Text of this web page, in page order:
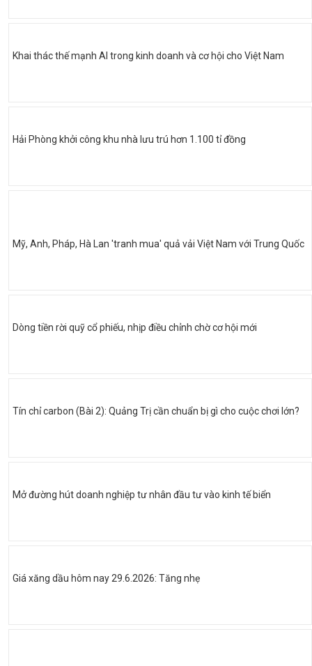
Khai thác thế mạnh AI trong kinh doanh và cơ hội cho Việt Nam
Hải Phòng khởi công khu nhà lưu trú hơn 1.100 tỉ đồng
Mỹ, Anh, Pháp, Hà Lan 'tranh mua' quả vải Việt Nam với Trung Quốc
Dòng tiền rời quỹ cổ phiếu, nhịp điều chỉnh chờ cơ hội mới
Tín chỉ carbon (Bài 2): Quảng Trị cần chuẩn bị gì cho cuộc chơi lớn?
Mở đường hút doanh nghiệp tư nhân đầu tư vào kinh tế biển
Giá xăng dầu hôm nay 29.6.2026: Tăng nhẹ